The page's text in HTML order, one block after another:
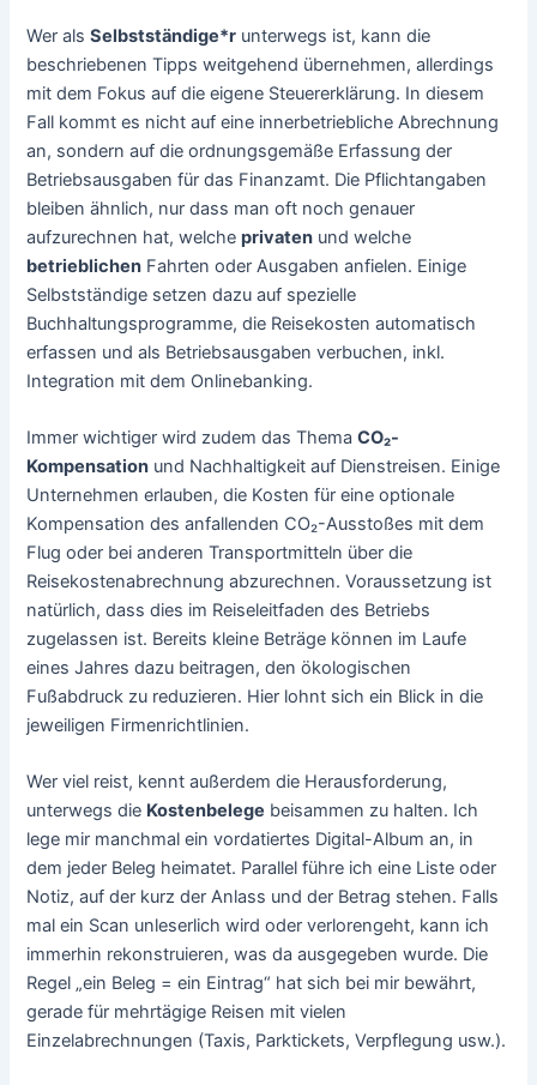
Wer alsSelbstständige*r unterwegs ist, kann die
beschriebenen Tipps weitgehend übernehmen, allerdings
mit dem Fokus auf die eigene Steuererklärung. In diesem
Fall kommt es nicht auf eine innerbetriebliche Abrechnung
an, sondern auf die ordnungsgemäße Erfassung der
Betriebsausgaben für das Finanzamt. Die Pflichtangaben
bleiben ähnlich, nur dass man oft noch genauer
aufzurechnen hat, welcheprivaten und welche
betrieblichen Fahrten oder Ausgaben anfielen. Einige
Selbstständige setzen dazu auf spezielle
Buchhaltungsprogramme, die Reisekosten automatisch
erfassen und als Betriebsausgaben verbuchen, inkl.
Integration mit dem Onlinebanking.
Immer wichtiger wird zudem das ThemaCO₂-
Kompensation und Nachhaltigkeit auf Dienstreisen. Einige
Unternehmen erlauben, die Kosten für eine optionale
Kompensation des anfallenden CO₂-Ausstoßes mit dem
Flug oder bei anderen Transportmitteln über die
Reisekostenabrechnung abzurechnen. Voraussetzung ist
natürlich, dass dies im Reiseleitfaden des Betriebs
zugelassen ist. Bereits kleine Beträge können im Laufe
eines Jahres dazu beitragen, den ökologischen
Fußabdruck zu reduzieren. Hier lohnt sich ein Blick in die
jeweiligen Firmenrichtlinien.
Wer viel reist, kennt außerdem die Herausforderung,
unterwegs die Kostenbelege beisammen zu halten. Ich
lege mir manchmal ein vordatiertes Digital-Album an, in
dem jeder Beleg heimatet. Parallel führe ich eine Liste oder
Notiz, auf der kurz der Anlass und der Betrag stehen. Falls
mal ein Scan unleserlich wird oder verlorengeht, kann ich
immerhin rekonstruieren, was da ausgegeben wurde. Die
Regel „ein Beleg = ein Eintrag“ hat sich bei mir bewährt,
gerade für mehrtägige Reisen mit vielen
Einzelabrechnungen (Taxis, Parktickets, Verpflegung usw.).